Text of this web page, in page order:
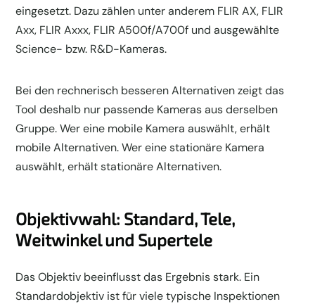
eingesetzt. Dazu zählen unter anderem FLIR AX, FLIR
Axx, FLIR Axxx, FLIR A500f/A700f und ausgewählte
Science- bzw. R&D-Kameras.
Bei den rechnerisch besseren Alternativen zeigt das
Tool deshalb nur passende Kameras aus derselben
Gruppe. Wer eine mobile Kamera auswählt, erhält
mobile Alternativen. Wer eine stationäre Kamera
auswählt, erhält stationäre Alternativen.
Objektivwahl: Standard, Tele,
Weitwinkel und Supertele
Das Objektiv beeinflusst das Ergebnis stark. Ein
Standardobjektiv ist für viele typische Inspektionen